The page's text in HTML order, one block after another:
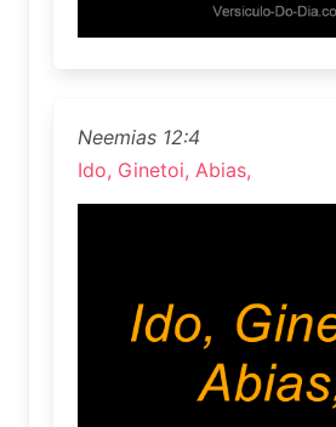
Neemias 12:4
Ido, Ginetoi, Abias,